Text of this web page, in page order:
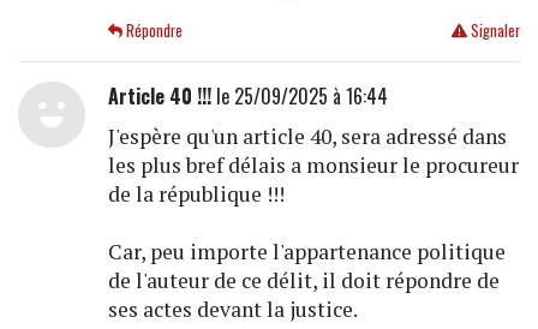
Signaler
Répondre
Article 40 !!!le 25/09/2025 à 16:44
J'espère qu'un article 40, sera adressé dans
les plus bref délais a monsieur le procureur
de la république !!!
Car, peu importe l'appartenance politique
de l'auteur de ce délit, il doit répondre de
ses actes devant la justice.